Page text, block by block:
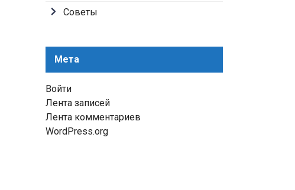
Советы
Мета
Войти
Лента записей
Лента комментариев
WordPress.org